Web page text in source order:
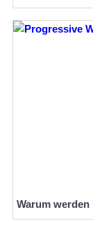
Warum